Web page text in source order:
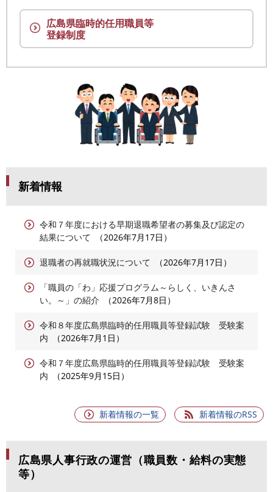
広島県臨時的任用職員等
登録制度
新着情報
令和７年度における早期退職希望者の募集及び認定の
結果について
2026年7月17日
退職者の再就職状況について 2026年7月17日
「職員の「わ」応援プログラム～らしく、いきんさ
い。～」の紹介
2026年7月8日
令和８年度広島県臨時的任用職員等登録試験 受験案
内
2026年7月1日
令和７年度広島県臨時的任用職員等登録試験 受験案
内
2025年9月15日
新着情報の一覧 新着情報のRSS
広島県人事行政の運営（職員数・給料の実態
等）